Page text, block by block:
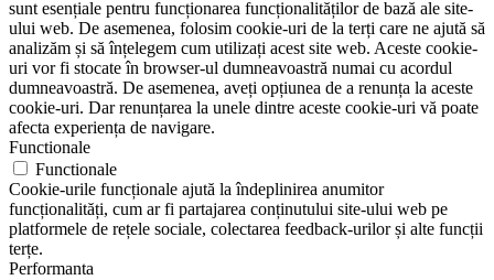
sunt esențiale pentru funcționarea funcționalităților de bază ale site-
ului web. De asemenea, folosim cookie-uri de la terți care ne ajută să
analizăm și să înțelegem cum utilizați acest site web. Aceste cookie-
uri vor fi stocate în browser-ul dumneavoastră numai cu acordul
dumneavoastră. De asemenea, aveți opțiunea de a renunța la aceste
cookie-uri. Dar renunțarea la unele dintre aceste cookie-uri vă poate
afecta experiența de navigare.
Functionale
Functionale
Cookie-urile funcționale ajută la îndeplinirea anumitor
funcționalități, cum ar fi partajarea conținutului site-ului web pe
platformele de rețele sociale, colectarea feedback-urilor și alte funcții
terțe.
Performanta